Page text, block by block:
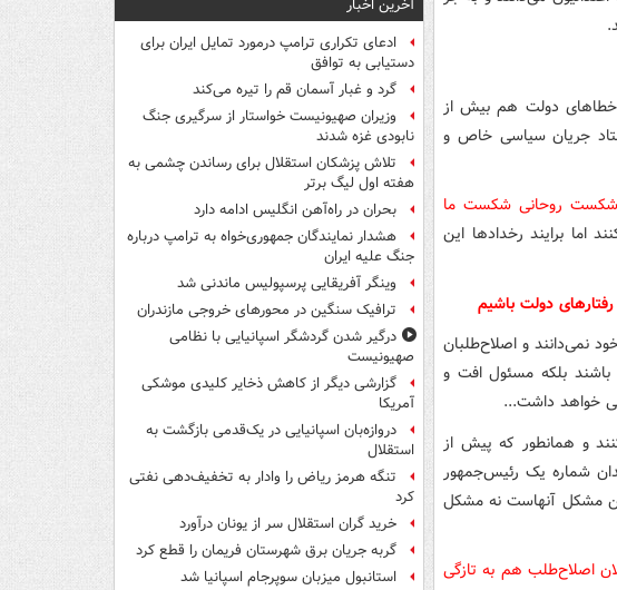
خطاهای دولت هم بیش از
جریان سیاسی خاص و
روحانی شکست ما
اما برایند رخدادها این
دولت باشیم
نمی‌دانند و اصلاح‌طلبان
باشند بلکه مسئول افت و
خواهد داشت...
و همانطور که پیش از
شماره یک رئیس‌جمهور
مشکل آنهاست نه مشکل
اصلاح‌طلب هم به تازگی
آخرین اخبار
ادعای تکراری ترامپ درمورد تمایل ایران برای
دستیابی به توافق
گرد و غبار آسمان قم را تیره می‌کند
وزیران صهیونیست خواستار از سرگیری جنگ
نابودی غزه شدند
تلاش پزشکان استقلال برای رساندن چشمی به
هفته اول لیگ برتر
بحران در راه‌آهن انگلیس ادامه دارد
هشدار نمایندگان جمهوری‌خواه به ترامپ درباره
جنگ علیه ایران
وینگر آفریقایی پرسپولیس ماندنی شد
ترافیک سنگین در محورهای خروجی مازندران
درگیر شدن گردشگر اسپانیایی با نظامی
صهیونیست
گزارشی دیگر از کاهش ذخایر کلیدی موشکی
آمریکا
دروازه‌بان اسپانیایی در یک‌قدمی بازگشت به
استقلال
تنگه هرمز ریاض را وادار به تخفیف‌دهی نفتی
کرد
خرید گران استقلال سر از یونان درآورد
گربه جریان برق شهرستان فریمان را قطع کرد
استانبول میزبان سوپرجام اسپانیا شد